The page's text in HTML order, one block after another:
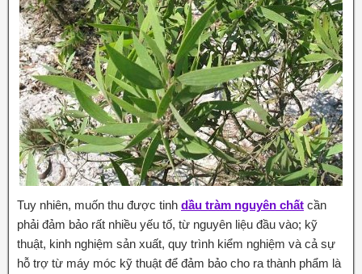
Tuy nhiên, muốn thu được tinh dầu tràm nguyên chất cần
phải đảm bảo rất nhiều yếu tố, từ nguyên liệu đầu vào; kỹ
thuật, kinh nghiệm sản xuất, quy trình kiểm nghiệm và cả sự
hỗ trợ từ máy móc kỹ thuật để đảm bảo cho ra thành phẩm là